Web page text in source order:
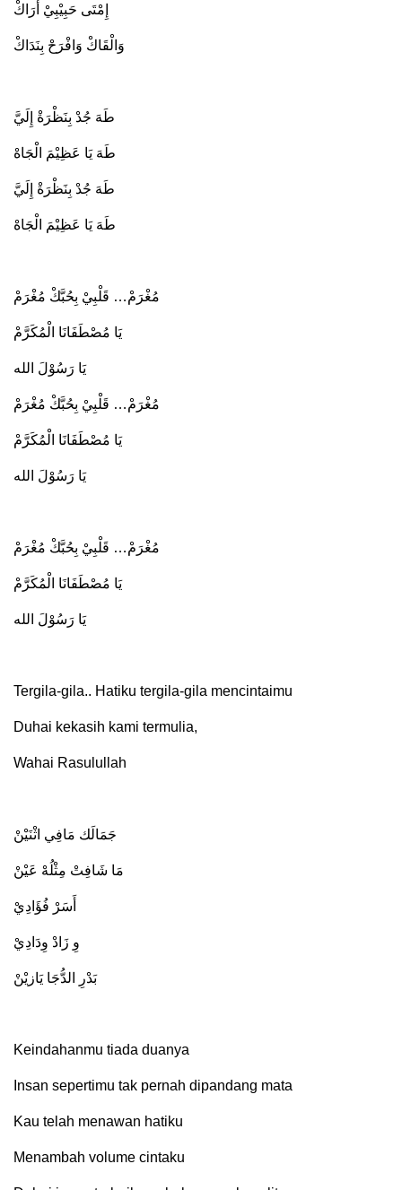
إِمْتَى حَبِيْبِيْ أَرَاكْ
وَالْقَاكْ وَافْرَحْ بِنَدَاكْ
طَهَ جُدْ بِنَظْرَةْ إِلَيَّ
طَهَ يَا عَظِيْمَ الْجَاهْ
طَهَ جُدْ بِنَظْرَةْ إِلَيَّ
طَهَ يَا عَظِيْمَ الْجَاهْ
مُغْرَمْ… قَلْبِيْ بِحُبَّكْ مُغْرَمْ
يَا مُصْطَفَانَا الْمُكَرَّمْ
يَا رَسُوْلَ الله
مُغْرَمْ… قَلْبِيْ بِحُبَّكْ مُغْرَمْ
يَا مُصْطَفَانَا الْمُكَرَّمْ
يَا رَسُوْلَ الله
مُغْرَمْ… قَلْبِيْ بِحُبَّكْ مُغْرَمْ
يَا مُصْطَفَانَا الْمُكَرَّمْ
يَا رَسُوْلَ الله
Tergila-gila.. Hatiku tergila-gila mencintaimu
Duhai kekasih kami termulia,
Wahai Rasulullah
جَمَالَك مَافِي اثْنَيْنْ
مَا شَافِتْ مِثْلُهْ عَيْنْ
أَسَرْ فُؤَادِيْ
وِ زَادْ وِدَادِيْ
بَدْرِ الدُّجَا يَازيْنْ
Keindahanmu tiada duanya
Insan sepertimu tak pernah dipandang mata
Kau telah menawan hatiku
Menambah volume cintaku